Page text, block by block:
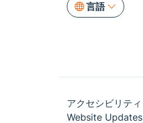
言語
アクセシビリティ
Website Updates